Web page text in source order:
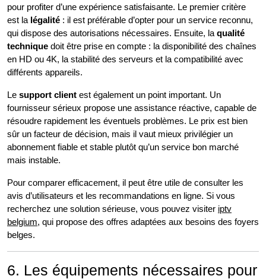
pour profiter d’une expérience satisfaisante. Le premier critère
est la légalité : il est préférable d’opter pour un service reconnu,
qui dispose des autorisations nécessaires. Ensuite, la qualité
technique doit être prise en compte : la disponibilité des chaînes
en HD ou 4K, la stabilité des serveurs et la compatibilité avec
différents appareils.
Le support client est également un point important. Un
fournisseur sérieux propose une assistance réactive, capable de
résoudre rapidement les éventuels problèmes. Le prix est bien
sûr un facteur de décision, mais il vaut mieux privilégier un
abonnement fiable et stable plutôt qu’un service bon marché
mais instable.
Pour comparer efficacement, il peut être utile de consulter les
avis d’utilisateurs et les recommandations en ligne. Si vous
recherchez une solution sérieuse, vous pouvez visiter iptv
belgium, qui propose des offres adaptées aux besoins des foyers
belges.
6. Les équipements nécessaires pour